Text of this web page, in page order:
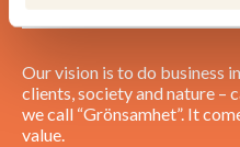
Our vision is to do business
clients, society and nature –
we call “Grönsamhet”. It
value.